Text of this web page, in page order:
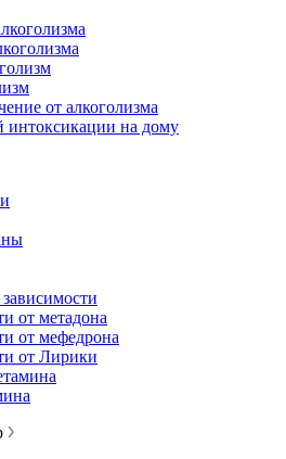
от алкоголизма
интоксикации на дому
от метадона
от мефедрона
от Лирики